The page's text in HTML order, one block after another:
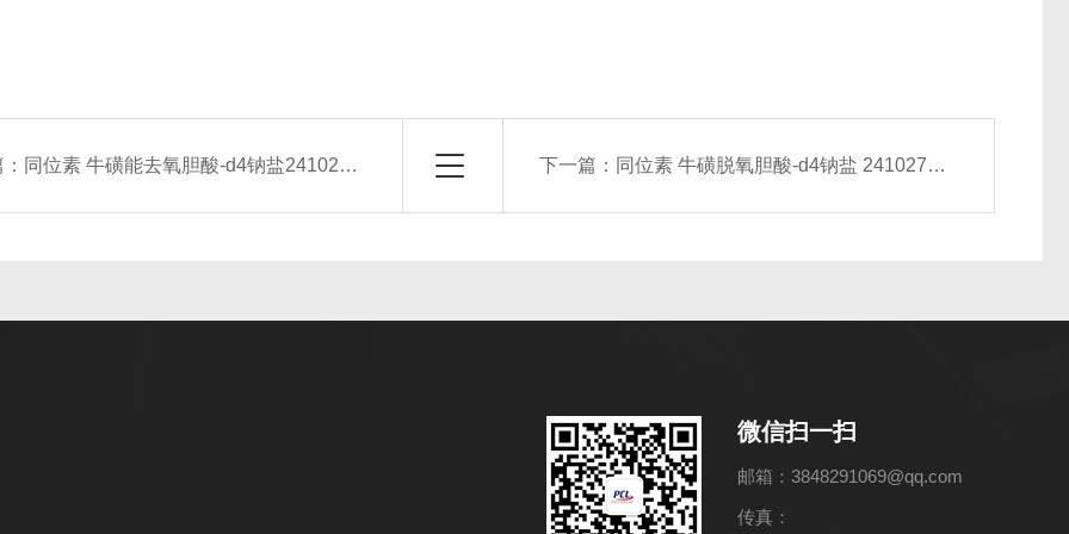
同位素 牛磺能去氧胆酸-d4钠盐2410279-95-5 下一篇： 同位素 牛磺脱氧胆酸-d4钠盐 2410279-82-0
微信扫一扫
邮箱：3848291069@qq.com
传真：